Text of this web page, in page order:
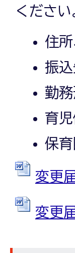
ください
住
振
勤
育
保
変更
変更